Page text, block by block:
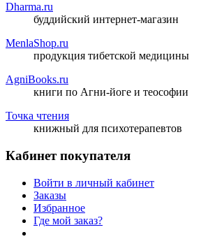
Dharma.ru
буддийский интернет-магазин
MenlaShop.ru
продукция тибетской медицины
AgniBooks.ru
книги по Агни-йоге и теософии
Точка чтения
книжный для психотерапевтов
Кабинет покупателя
Войти в личный кабинет
Заказы
Избранное
Где мой заказ?